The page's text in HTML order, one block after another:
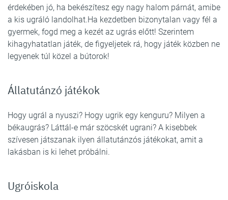
érdekében jó, ha bekészítesz egy nagy halom párnát, amibe
a kis ugráló landolhat.Ha kezdetben bizonytalan vagy fél a
gyermek, fogd meg a kezét az ugrás előtt! Szerintem
kihagyhatatlan játék, de figyeljetek rá, hogy játék közben ne
legyenek túl közel a bútorok!
Állatutánzó játékok
Hogy ugrál a nyuszi? Hogy ugrik egy kenguru? Milyen a
békaugrás? Láttál-e már szöcskét ugrani? A kisebbek
szívesen játszanak ilyen állatutánzós játékokat, amit a
lakásban is ki lehet próbálni.
Ugróiskola